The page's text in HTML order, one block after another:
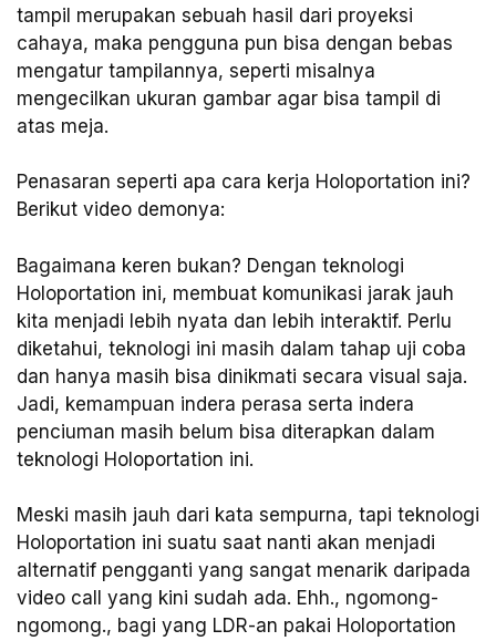
tampil merupakan sebuah hasil dari proyeksi
cahaya, maka pengguna pun bisa dengan bebas
mengatur tampilannya, seperti misalnya
mengecilkan ukuran gambar agar bisa tampil di
atas meja.
Penasaran seperti apa cara kerja Holoportation ini?
Berikut video demonya:
Bagaimana keren bukan? Dengan teknologi
Holoportation ini, membuat komunikasi jarak jauh
kita menjadi lebih nyata dan lebih interaktif. Perlu
diketahui, teknologi ini masih dalam tahap uji coba
dan hanya masih bisa dinikmati secara visual saja.
Jadi, kemampuan indera perasa serta indera
penciuman masih belum bisa diterapkan dalam
teknologi Holoportation ini.
Meski masih jauh dari kata sempurna, tapi teknologi
Holoportation ini suatu saat nanti akan menjadi
alternatif pengganti yang sangat menarik daripada
video call yang kini sudah ada. Ehh., ngomong-
ngomong., bagi yang LDR-an pakai Holoportation